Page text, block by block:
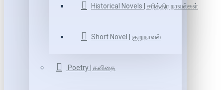
Historical Novels | சரித்திர நாவல்கள்
Short Novel | குறுநாவல்
Poetry | கவிதை